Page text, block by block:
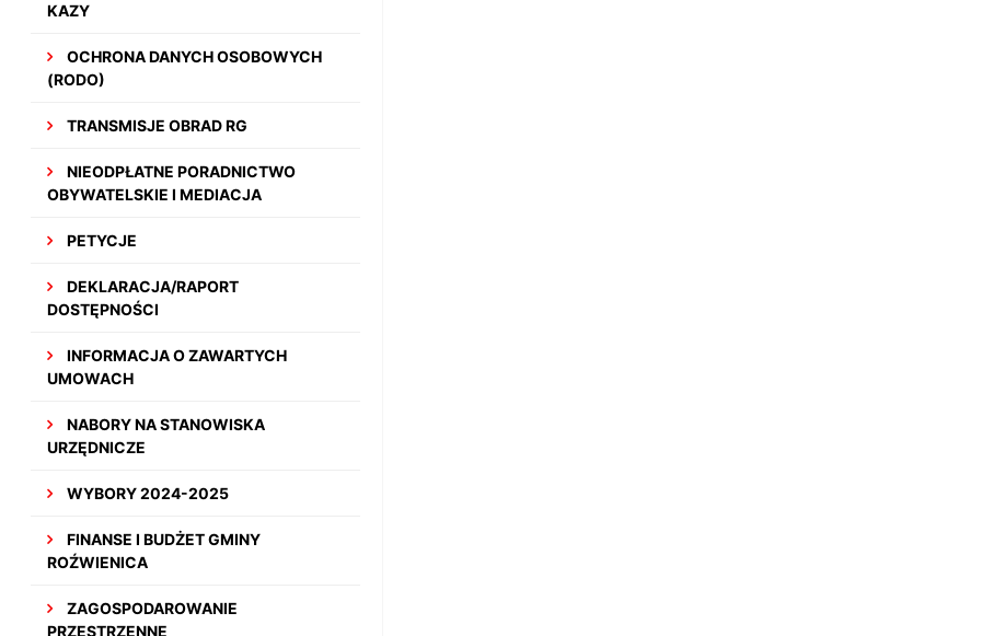
KAZY
OCHRONA DANYCH OSOBOWYCH
(RODO)
TRANSMISJE OBRAD RG
NIEODPŁATNE PORADNICTWO
OBYWATELSKIE I MEDIACJA
PETYCJE
DEKLARACJA/RAPORT
DOSTĘPNOŚCI
INFORMACJA O ZAWARTYCH
UMOWACH
NABORY NA STANOWISKA
URZĘDNICZE
WYBORY 2024-2025
FINANSE I BUDŻET GMINY
ROŹWIENICA
ZAGOSPODAROWANIE
PRZESTRZENNE